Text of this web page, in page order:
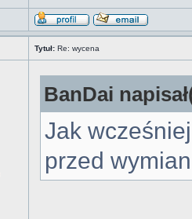
Tytuł: Re: wycena
BanDai
Jak
przed